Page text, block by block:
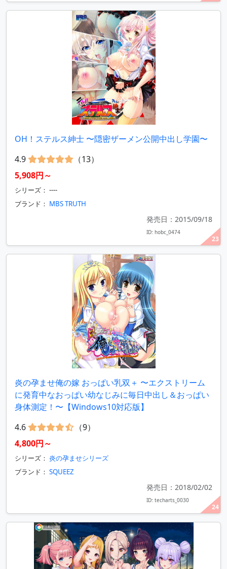
23
OH！ステルス紳士 〜隠密ザーメン公開中出し学園〜
4.9
（13）
5,908円～
シリーズ： ----
ブランド： MBS TRUTH
発売日：2015/09/18
ID: hobc_0474
24
炎の孕ませ俺の嫁 おっぱい乳双＋ 〜エクストリーム
に発育中なおっぱい幼なじみに毎日中出し＆おっぱい
身体測定！〜【Windows10対応版】
4.6
（9）
4,800円～
シリーズ： 炎の孕ませシリーズ
ブランド： SQUEEZ
発売日：2018/02/02
ID: techarts_0030